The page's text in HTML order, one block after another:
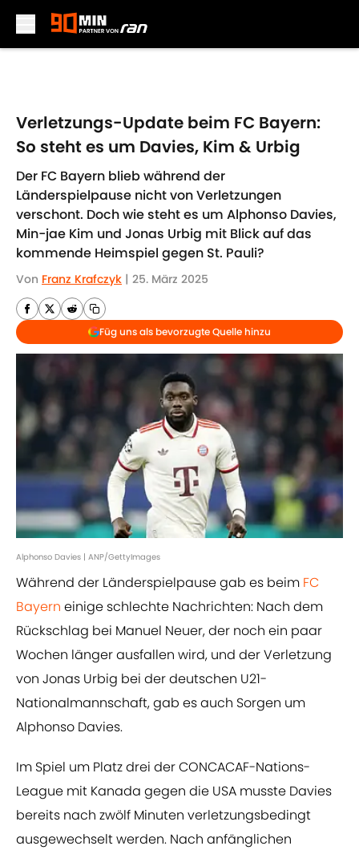
Verletzungs-Update beim FC Bayern:
So steht es um Davies, Kim & Urbig
Der FC Bayern blieb während der
Länderspielpause nicht von Verletzungen
verschont. Doch wie steht es um Alphonso Davies,
Min-jae Kim und Jonas Urbig mit Blick auf das
kommende Heimspiel gegen St. Pauli?
Von Franz Krafczyk | 25. März 2025
Füg uns als bevorzugte Quelle hinzu
Alphonso Davies | ANP/GettyImages
Während der Länderspielpause gab es beim FC
Bayern einige schlechte Nachrichten: Nach dem
Rückschlag bei Manuel Neuer, der noch ein paar
Wochen länger ausfallen wird, und der Verletzung
von Jonas Urbig bei der deutschen U21-
Nationalmannschaft, gab es auch Sorgen um
Alphonso Davies.
Im Spiel um Platz drei der CONCACAF-Nations-
League mit Kanada gegen die USA musste Davies
bereits nach zwölf Minuten verletzungsbedingt
ausgewechselt werden. Nach anfänglichen